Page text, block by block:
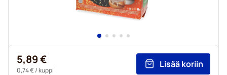
5,89 €
0,74 €/ kuppi
Lisää koriin